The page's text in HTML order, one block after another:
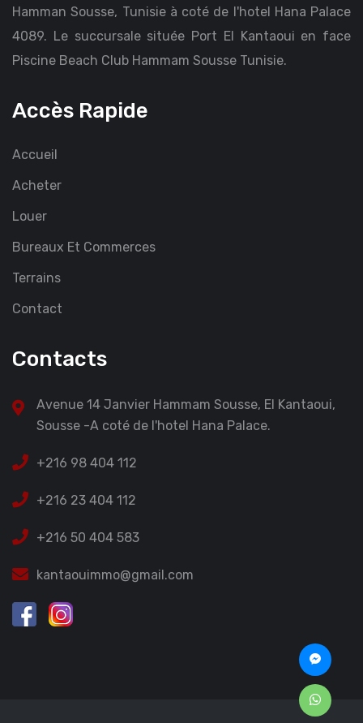
Hamman Sousse, Tunisie à coté de l'hotel Hana Palace
4089. Le succursale située Port El Kantaoui en face
Piscine Beach Club Hammam Sousse Tunisie.
Accès Rapide
Accueil
Acheter
Louer
Bureaux Et Commerces
Terrains
Contact
Contacts
Avenue 14 Janvier Hammam Sousse, El Kantaoui,
Sousse -A coté de l'hotel Hana Palace.
+216 98 404 112
+216 23 404 112
+216 50 404 583
kantaouimmo@gmail.com